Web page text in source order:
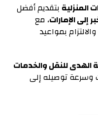
المنزلية بتقديم أفضل
إلى الإمارات، مع
بمواعيد
للنقل والخدمات
وسرعة توصيله إلى